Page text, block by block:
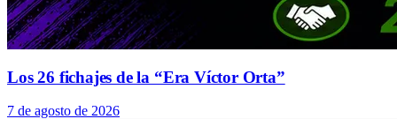
Los 26 fichajes de la “Era Víctor Orta”
7 de agosto de 2026